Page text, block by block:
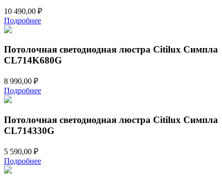
10 490,00 ₽
Подробнее
Потолочная светодиодная люстра Citilux Симпла
CL714K680G
8 990,00 ₽
Подробнее
Потолочная светодиодная люстра Citilux Симпла
CL714330G
5 590,00 ₽
Подробнее